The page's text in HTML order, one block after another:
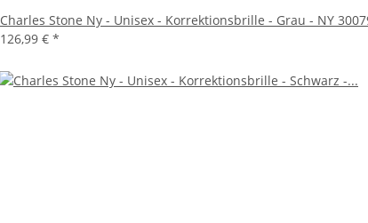
Charles Stone Ny - Unisex - Korrektionsbrille - Grau - NY
126,99 € *